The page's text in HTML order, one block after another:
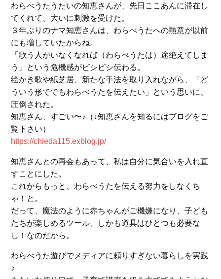
わらべうたうたいの知恵さんが、先日ここあんに滞在し
てくれて、大いに刺激を受けた。
３年ぶりのナマ知恵さんは、わらべうたへの熱意が以前
にも増していたからね。
「歌う人がいなくなれば（わらべうたは）途絶えてしま
う」という危機感がビシビシ伝わる。
絵かき歌や紙芝居、新たな手法を取り入れながら、「ど
ういう形ででもわらべうたを伝えたい」という思いに、
圧倒された。
知恵さん、すごい〜♪（↓知恵さんを知るにはブログをご
覧下さい）
https://chieda115.exblog.jp/
知恵さんとの再会もあって、私は自分に気合いを入れ直
すことにした。
これからもっと、わらべうたを伝える努力をしなくち
ゃ！と。
だって、魔法のように赤ちゃんがご機嫌になり、子ども
たちが楽しめるツール、しかも道具はひとつも必要な
し！なのだから。
わらべうた遊びでメディアに頼りすぎない暮らしを実践
♪